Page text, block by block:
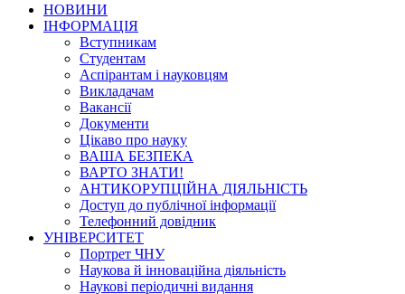
НОВИНИ
ІНФОРМАЦІЯ
Вступникам
Студентам
Аспірантам і науковцям
Викладачам
Вакансії
Документи
Цікаво про науку
ВАША БЕЗПЕКА
ВАРТО ЗНАТИ!
АНТИКОРУПЦІЙНА ДІЯЛЬНІСТЬ
Доступ до публічної інформації
Телефонний довідник
УНІВЕРСИТЕТ
Портрет ЧНУ
Наукова й інноваційна діяльність
Наукові періодичні видання